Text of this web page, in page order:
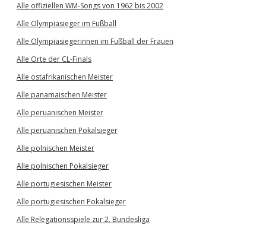
Alle offiziellen WM-Songs von 1962 bis 2002
Alle Olympiasieger im Fußball
Alle Olympiasiegerinnen im Fußball der Frauen
Alle Orte der CL-Finals
Alle ostafrikanischen Meister
Alle panamaischen Meister
Alle peruanischen Meister
Alle peruanischen Pokalsieger
Alle polnischen Meister
Alle polnischen Pokalsieger
Alle portugiesischen Meister
Alle portugiesischen Pokalsieger
Alle Relegationsspiele zur 2. Bundesliga